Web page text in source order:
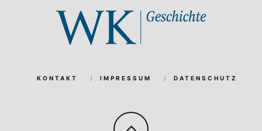
KONTAKT IMPRESSUM DATENSCHUTZ